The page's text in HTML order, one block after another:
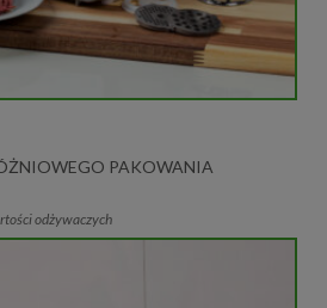
PAKOWANIA
odżywaczych